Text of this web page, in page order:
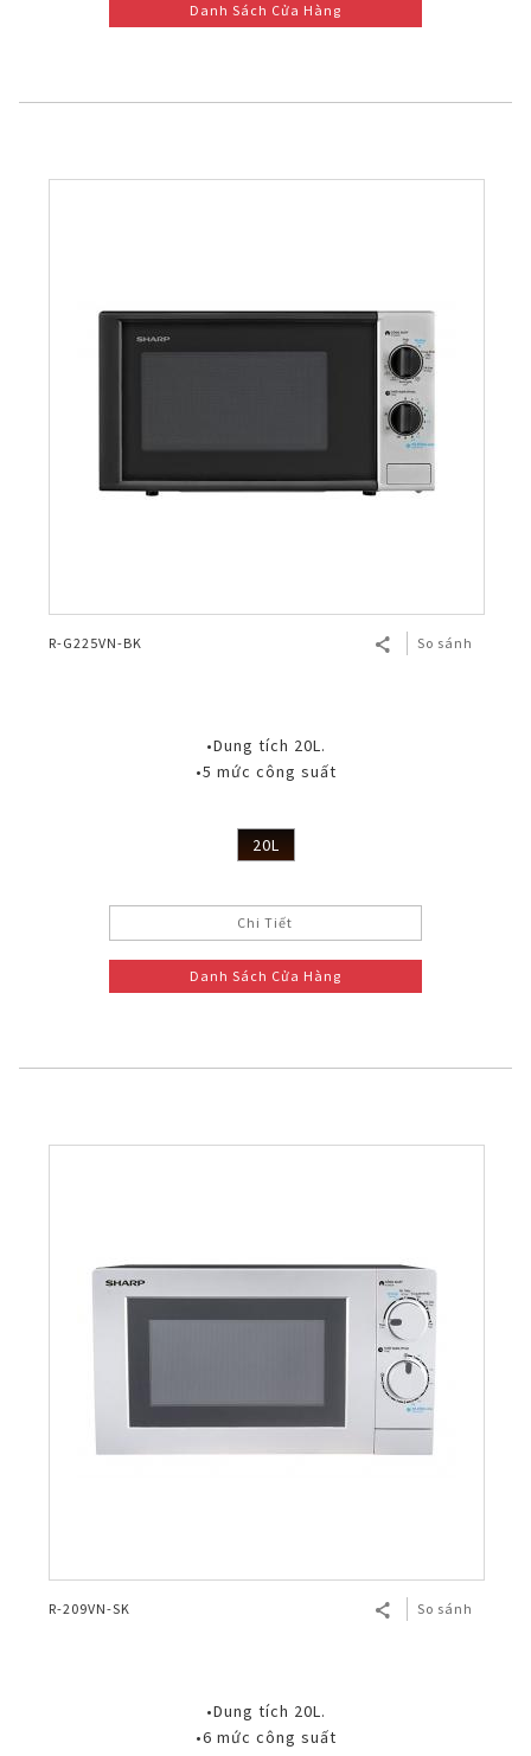
Danh Sách Cửa Hàng
R-G225VN-BK So sánh
•Dung tích 20L.
•5 mức công suất
20L
Chi Tiết
Danh Sách Cửa Hàng
R-209VN-SK So sánh
•Dung tích 20L.
•6 mức công suất